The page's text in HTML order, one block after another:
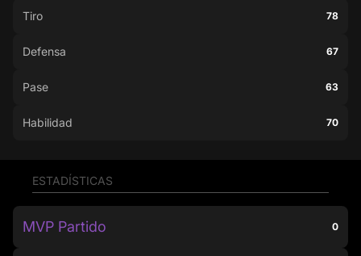
Tiro 78
Defensa 67
Pase 63
Habilidad 70
ESTADÍSTICAS
MVP Partido 0